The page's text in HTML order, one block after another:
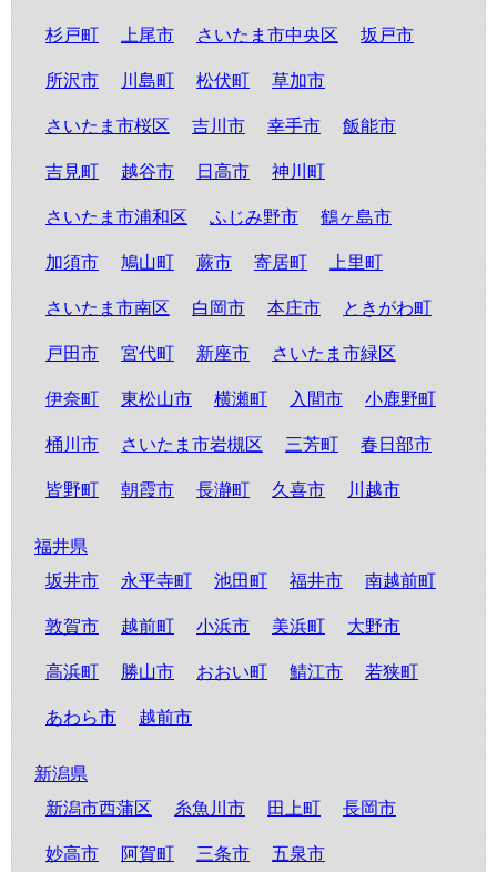
杉戸町 上尾市 さいたま市中央区 坂戸市
所沢市 川島町 松伏町 草加市
さいたま市桜区 吉川市 幸手市 飯能市
吉見町 越谷市 日高市 神川町
さいたま市浦和区 ふじみ野市 鶴ヶ島市
加須市 鳩山町 蕨市 寄居町 上里町
さいたま市南区 白岡市 本庄市 ときがわ町
戸田市 宮代町 新座市 さいたま市緑区
伊奈町 東松山市 横瀬町 入間市 小鹿野町
桶川市 さいたま市岩槻区 三芳町 春日部市
皆野町 朝霞市 長瀞町 久喜市 川越市
福井県
坂井市
永平寺町 池田町 福井市 南越前町
敦賀市 越前町 小浜市 美浜町 大野市
高浜町 勝山市 おおい町 鯖江市 若狭町
あわら市 越前市
新潟県
新潟市西蒲区
糸魚川市 田上町 長岡市
妙高市 阿賀町 三条市 五泉市